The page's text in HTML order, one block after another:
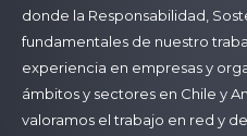
donde la Responsabilidad,
fundamentales de nuestro
experiencia en empresas y
ámbitos y sectores en Chile y
valoramos el trabajo en red y